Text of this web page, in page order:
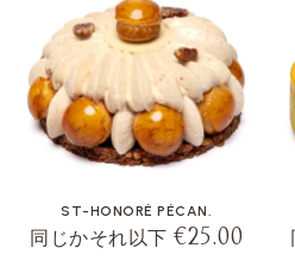
ST-HONORÉ PÉCAN.
同じかそれ以下 €25.00